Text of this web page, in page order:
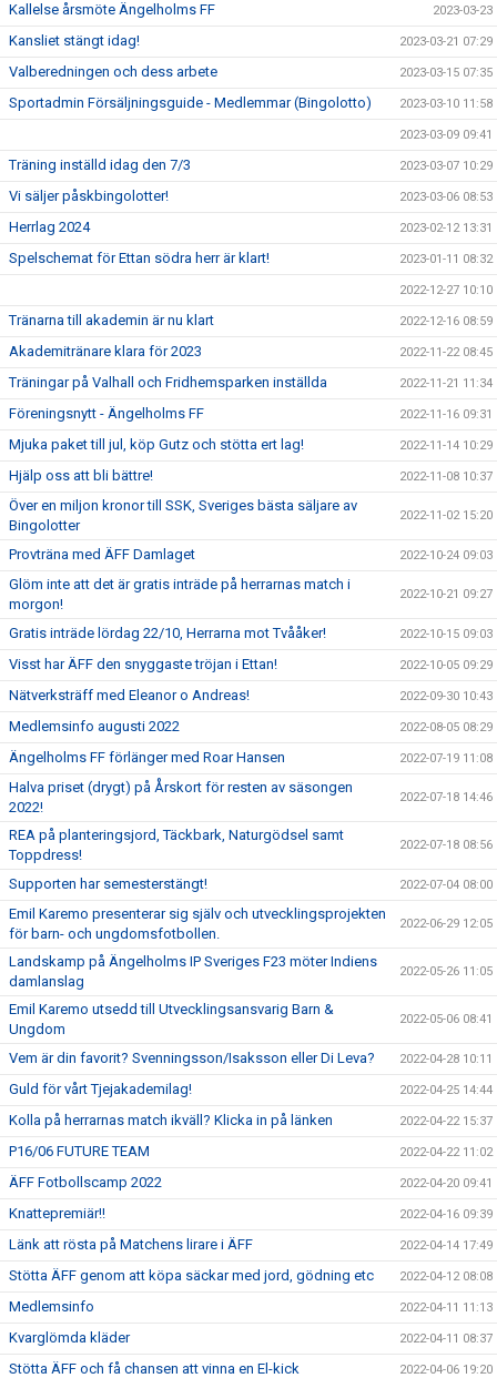
Kallelse årsmöte Ängelholms FF 2023-03-23
Kansliet stängt idag! 2023-03-21 07:29
Valberedningen och dess arbete 2023-03-15 07:35
Sportadmin Försäljningsguide - Medlemmar (Bingolotto) 2023-03-10 11:58
2023-03-09 09:41
Träning inställd idag den 7/3 2023-03-07 10:29
Vi säljer påskbingolotter! 2023-03-06 08:53
Herrlag 2024 2023-02-12 13:31
Spelschemat för Ettan södra herr är klart! 2023-01-11 08:32
2022-12-27 10:10
Tränarna till akademin är nu klart 2022-12-16 08:59
Akademitränare klara för 2023 2022-11-22 08:45
Träningar på Valhall och Fridhemsparken inställda 2022-11-21 11:34
Föreningsnytt - Ängelholms FF 2022-11-16 09:31
Mjuka paket till jul, köp Gutz och stötta ert lag! 2022-11-14 10:29
Hjälp oss att bli bättre! 2022-11-08 10:37
Över en miljon kronor till SSK, Sveriges bästa säljare av
Bingolotter
2022-11-02 15:20
Provträna med ÄFF Damlaget 2022-10-24 09:03
Glöm inte att det är gratis inträde på herrarnas match i
morgon!
2022-10-21 09:27
Gratis inträde lördag 22/10, Herrarna mot Tvååker! 2022-10-15 09:03
Visst har ÄFF den snyggaste tröjan i Ettan! 2022-10-05 09:29
Nätverksträff med Eleanor o Andreas! 2022-09-30 10:43
Medlemsinfo augusti 2022 2022-08-05 08:29
Ängelholms FF förlänger med Roar Hansen 2022-07-19 11:08
Halva priset (drygt) på Årskort för resten av säsongen
2022!
2022-07-18 14:46
REA på planteringsjord, Täckbark, Naturgödsel samt
Toppdress!
2022-07-18 08:56
Supporten har semesterstängt! 2022-07-04 08:00
Emil Karemo presenterar sig själv och utvecklingsprojekten
för barn- och ungdomsfotbollen.
2022-06-29 12:05
Landskamp på Ängelholms IP Sveriges F23 möter Indiens
damlanslag
2022-05-26 11:05
Emil Karemo utsedd till Utvecklingsansvarig Barn &
Ungdom
2022-05-06 08:41
Vem är din favorit? Svenningsson/Isaksson eller Di Leva? 2022-04-28 10:11
Guld för vårt Tjejakademilag! 2022-04-25 14:44
Kolla på herrarnas match ikväll? Klicka in på länken 2022-04-22 15:37
P16/06 FUTURE TEAM 2022-04-22 11:02
ÄFF Fotbollscamp 2022 2022-04-20 09:41
Knattepremiär!! 2022-04-16 09:39
Länk att rösta på Matchens lirare i ÄFF 2022-04-14 17:49
Stötta ÄFF genom att köpa säckar med jord, gödning etc 2022-04-12 08:08
Medlemsinfo 2022-04-11 11:13
Kvarglömda kläder 2022-04-11 08:37
Stötta ÄFF och få chansen att vinna en El-kick 2022-04-06 19:20